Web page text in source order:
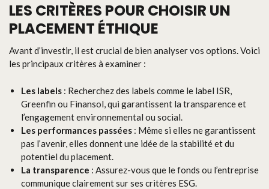
LES CRITÈRES POUR CHOISIR UN
PLACEMENT ÉTHIQUE
Avant d’investir, il est crucial de bien analyser vos options. Voici
les principaux critères à examiner :
Les labels : Recherchez des labels comme le label ISR,
Greenfin ou Finansol, qui garantissent la transparence et
l’engagement environnemental ou social.
Les performances passées : Même si elles ne garantissent
pas l’avenir, elles donnent une idée de la stabilité et du
potentiel du placement.
La transparence : Assurez-vous que le fonds ou l’entreprise
communique clairement sur ses critères ESG.